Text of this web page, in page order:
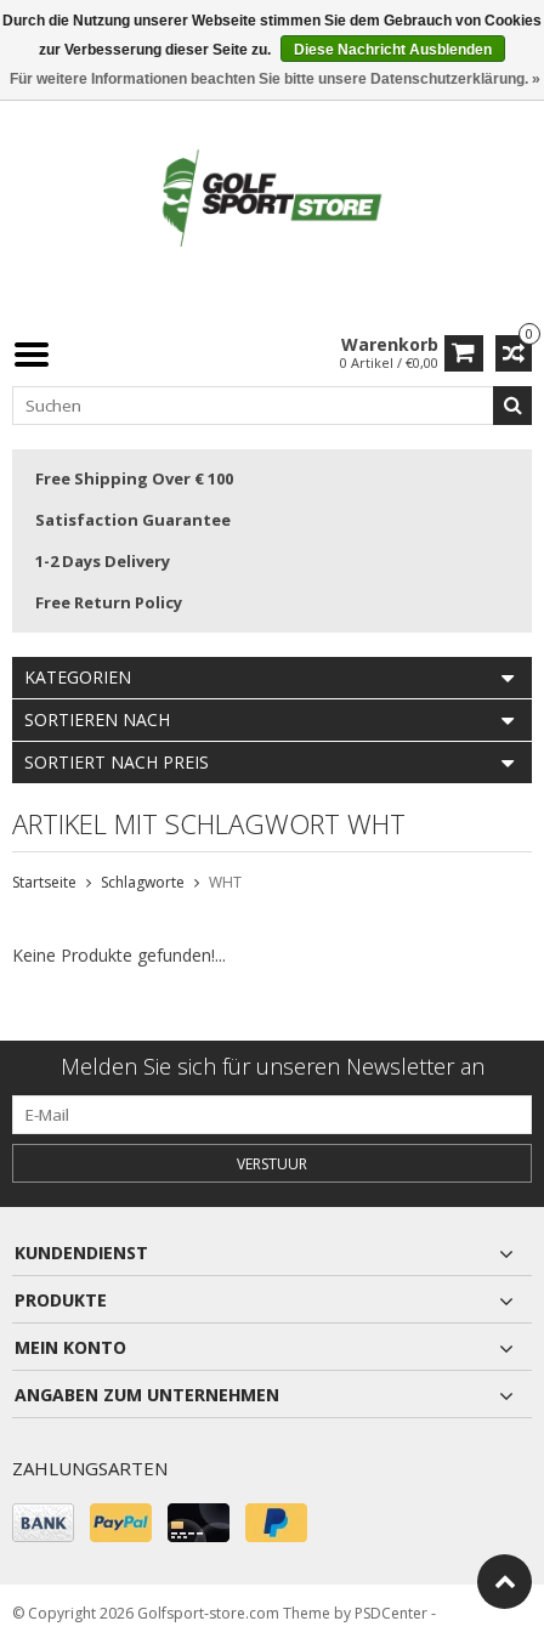
0
Warenkorb
0 Artikel / €0,00
Free Shipping Over € 100
Satisfaction Guarantee
1-2 Days Delivery
Free Return Policy
KATEGORIEN
SORTIEREN NACH
SORTIERT NACH PREIS
ARTIKEL MIT SCHLAGWORT WHT
Startseite Schlagworte WHT
Keine Produkte gefunden!...
Melden Sie sich für unseren Newsletter an
VERSTUUR
KUNDENDIENST
PRODUKTE
MEIN KONTO
ANGABEN ZUM UNTERNEHMEN
ZAHLUNGSARTEN
© Copyright 2026 Golfsport-store.com Theme by PSDCenter-
Durch die Nutzung unserer Webseite stimmen Sie dem Gebrauch von Cookies
zur Verbesserung dieser Seite zu.
Diese Nachricht Ausblenden
Für weitere Informationen beachten Sie bitte unsere Datenschutzerklärung. »